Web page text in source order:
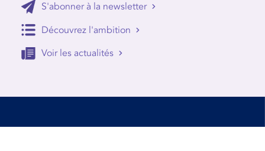
S'abonner à la newsletter
Découvrez l'ambition
Voir les actualités